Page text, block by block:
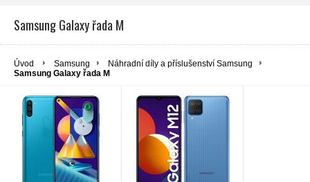
Samsung Galaxy řada M
Úvod Samsung
Náhradní díly a příslušenství Samsung
Samsung Galaxy řada M